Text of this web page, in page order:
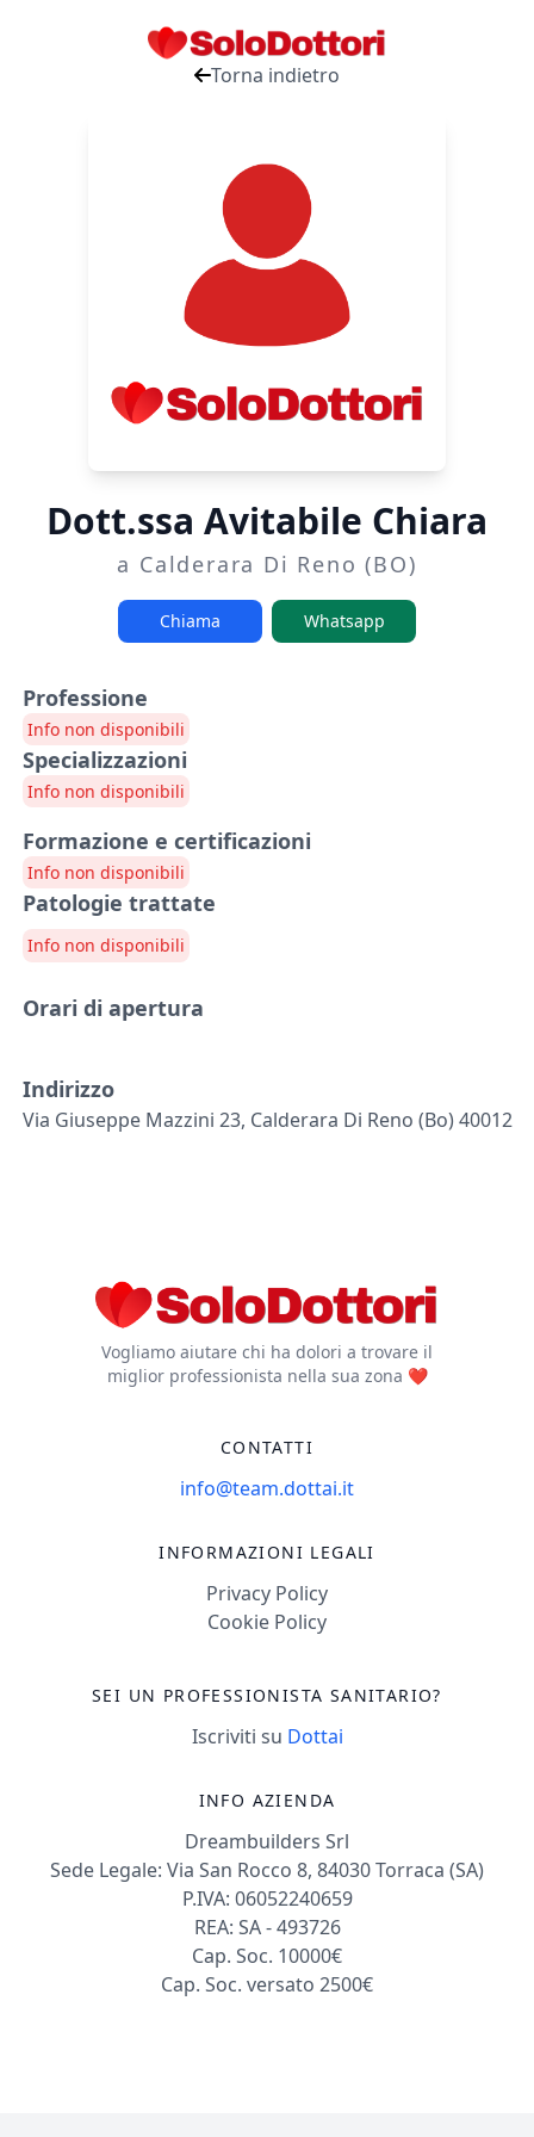
Torna indietro
Dott.ssa Avitabile Chiara
a Calderara Di Reno (BO)
Chiama Whatsapp
Professione
Info non disponibili
Specializzazioni
Info non disponibili
Formazione e certificazioni
Info non disponibili
Patologie trattate
Info non disponibili
Orari di apertura
Indirizzo
Via Giuseppe Mazzini 23, Calderara Di Reno (bo) 40012
Vogliamo aiutare chi ha dolori a trovare il
miglior professionista nella sua zona ❤️
CONTATTI
info@team.dottai.it
INFORMAZIONI LEGALI
Privacy Policy
Cookie Policy
SEI UN PROFESSIONISTA SANITARIO?
Iscriviti su Dottai
INFO AZIENDA
Dreambuilders Srl
Sede Legale: Via San Rocco 8, 84030 Torraca (SA)
P.IVA: 06052240659
REA: SA - 493726
Cap. Soc. 10000€
Cap. Soc. versato 2500€